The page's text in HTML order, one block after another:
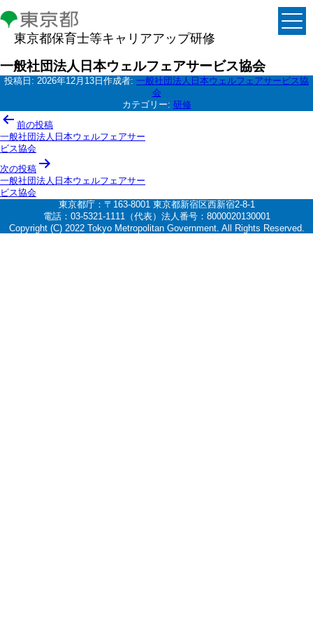
東京都保育士等キャリアアップ研修
一般社団法人日本ウェルフェアサービス協会
投稿日: 2026年12月13日 作成者: 一般社団法人日本ウェルフェアサービス協
会
カテゴリー: 研修
投
稿
ナ
ビ
ゲ
シ
前の投稿
一般社団法人日本ウェルフェアサー
ビス協会
次の投稿
一般社団法人日本ウェルフェアサー
ビス協会
東京都庁：〒163-8001 東京都新宿区西新宿2-8-1
電話：03-5321-1111（代表）法人番号：8000020130001
Copyright (C) 2022 Tokyo Metropolitan Government. All Rights Reserved.